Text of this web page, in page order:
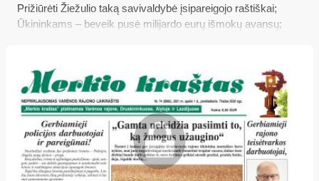
Prižiūrėti Žiežulio taką savivaldybė įsipareigojo raštiškai;
Ūkininkams – beveik pusė milijardo eurų išmokų avansų;